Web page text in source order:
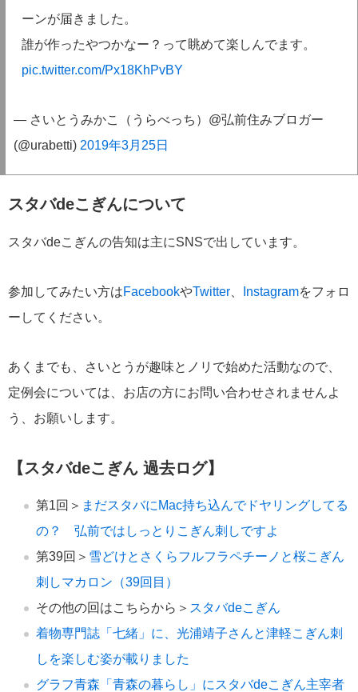
ーンが届きました。
誰が作ったやつかなー？って眺めて楽しんでます。
pic.twitter.com/Px18KhPvBY
— さいとうみかこ（うらべっち）@弘前住みブロガー
(@urabetti) 2019年3月25日
スタバdeこぎんについて
スタバdeこぎんの告知は主にSNSで出しています。
参加してみたい方はFacebookやTwitter Instagramをフォロ
ーしてください。
あくまでも、さいとうが趣味とノリで始めた活動なので、
定例会については、お店の方にお問い合わせされませんよ
う、お願いします。
【スタバdeこぎん 過去ログ】
第1回＞ まだスタバにMac持ち込んでドヤリングしてる
の？ 弘前ではしっとりこぎん刺しですよ
第39回＞ 雪どけとさくらフルフラペチーノと桜こぎん
刺しマカロン（39回目）
その他の回はこちらから＞ スタバdeこぎん
着物専門誌「七緒」に、光浦靖子さんと津軽こぎん刺
しを楽しむ姿が載りました
グラフ青森「青森の暮らし」にスタバdeこぎん主宰者